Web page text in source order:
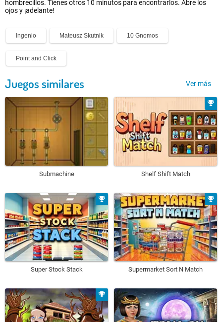
hombrecillos. Tienes otros 10 minutos para encontrarlos. Abre los
ojos y ¡adelante!
Ingenio Mateusz Skutnik 10 Gnomos
Point and Click
Juegos similares Ver más
Submachine Shelf Shift Match
Super Stock Stack Supermarket Sort N Match